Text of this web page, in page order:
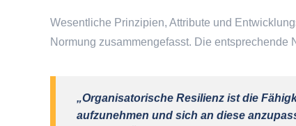
Wesentliche Prinzipien, Attribute und
Normung zusammengefasst. Die
„Organisatorische Resilienz ist die
aufzunehmen und sich an diese